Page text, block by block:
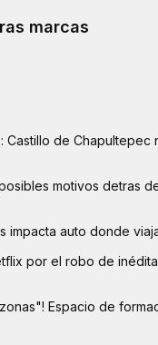
marcas
Castillo de Chapultepec
motivos detras
impacta auto donde
por el robo de
Espacio de